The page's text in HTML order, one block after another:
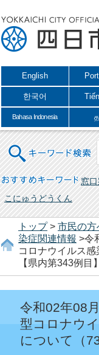
English
한국어
Bahasa Indonesia
キーワード検索
おすすめキーワード 窓
こにゅうどうくん
トップ> 市民の方
染症関連情報 >令
コロナウイルス感
【県内第343例目】
令和02年08
型コロナウ
について（